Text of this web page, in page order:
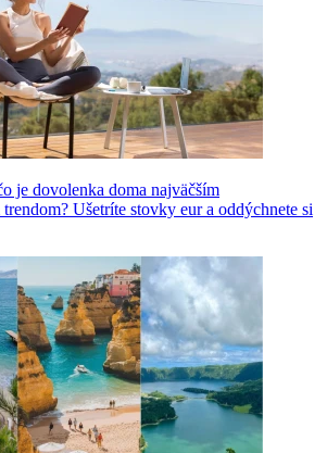
je dovolenka doma najväčším
Ušetríte stovky eur a oddýchnete si